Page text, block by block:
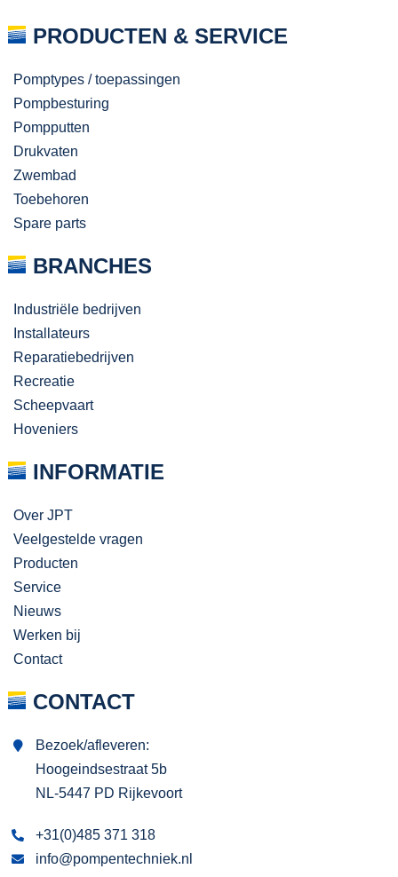
PRODUCTEN & SERVICE
Pomptypes / toepassingen
Pompbesturing
Pompputten
Drukvaten
Zwembad
Toebehoren
Spare parts
BRANCHES
Industriële bedrijven
Installateurs
Reparatiebedrijven
Recreatie
Scheepvaart
Hoveniers
INFORMATIE
Over JPT
Veelgestelde vragen
Producten
Service
Nieuws
Werken bij
Contact
CONTACT
Bezoek/afleveren:
Hoogeindsestraat 5b
NL-5447 PD Rijkevoort
+31(0)485 371 318
info@pompentechniek.nl